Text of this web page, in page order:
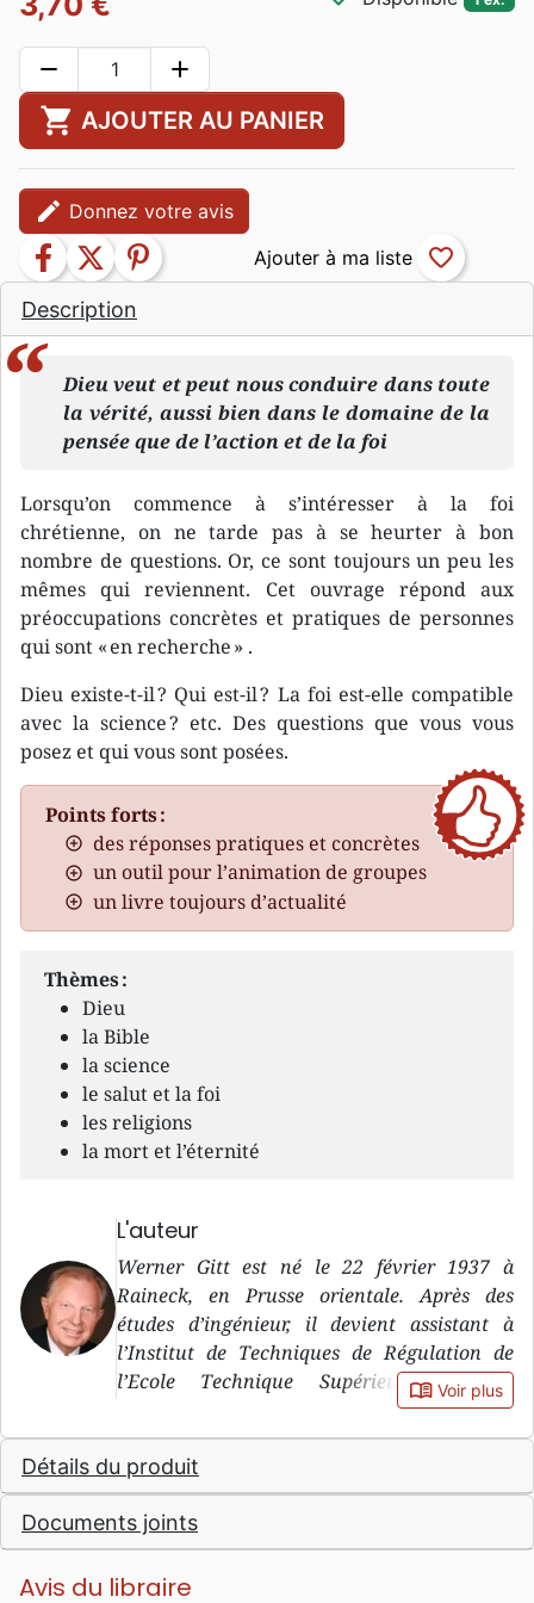
Description
Dieu veut et peut nous conduire dans toute
la vérité, aussi bien dans le domaine de la
pensée que de l’action et de la foi
Lorsqu’on commence à s’intéresser à la foi
chrétienne, on ne tarde pas à se heurter à bon
nombre de questions. Or, ce sont toujours un peu les
mêmes qui reviennent. Cet ouvrage répond aux
préoccupations concrètes et pratiques de personnes
qui sont « en recherche » .
Dieu existe-t-il ? Qui est-il ? La foi est-elle compatible
avec la science ? etc. Des questions que vous vous
posez et qui vous sont posées.
Points forts :
des réponses pratiques et concrètes
un outil pour l’animation de groupes
un livre toujours d’actualité
Thèmes :
Dieu
la Bible
la science
le salut et la foi
les religions
la mort et l’éternité
L'auteur
Werner Gitt est né le 22 février 1937 à
Raineck, en Prusse orientale. Après des
études d’ingénieur, il devient assistant à
l’Institut de Techniques de Régulation de
l’Ecole Technique Supérieure d’Aix-la-
Chapelle. Après deux ans de recherches, il
obtient le titre de docteur-ingénieur. Depuis
1971, il dirige le département « Traitement
de données » à l’Institut Fédéral Physico-
Technique (PTB) de Braunschweig. En 1978,
il est nommé directeur et professeur au PTB.
En dehors de ses activités professionnelles, il
book_open Voir plus
Détails du produit
Documents joints
Avis du libraire
remove add
shopping_cart AJOUTER AU PANIER
edit Donnez votre avis
facebook twitter pinterest favorite_border